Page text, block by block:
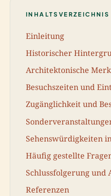
INHALTSVERZEICHNIS
Einleitung
Historischer
Architektonische
Besuchszeiten und
Zugänglichkeit und
Sehenswürdigkeiten
Häufig gestellte
Schlussfolgerung
Referenzen